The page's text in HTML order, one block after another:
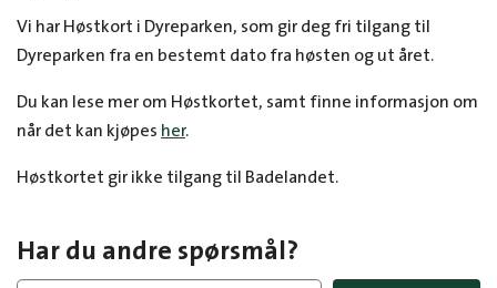
Vi har Høstkort i Dyreparken, som gir deg fri tilgang til
Dyreparken fra en bestemt dato fra høsten og ut året.
Du kan lese mer om Høstkortet, samt finne informasjon om
når det kan kjøpes her.
Høstkortet gir ikke tilgang til Badelandet.
Har du andre spørsmål?